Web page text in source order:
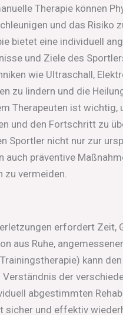
Therapie können
und das Risiko
bietet eine individuell
und Ziele des
wie Ultraschall,
zu lindern und die
Therapeuten ist wichtig,
und den Fortschritt zu
Sportler nicht nur zur
auch präventive
vermeiden.
erfordert Zeit,
aus Ruhe,
kann
der
abgestimmten
sicher und effektiv